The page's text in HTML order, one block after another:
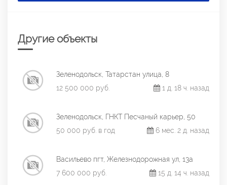
Другие объекты
Зеленодольск, Татарстан улица, 8
12 500 000 руб.
1 д. 18 ч. назад
Зеленодольск, ГНКТ Песчаный карьер, 50
50 000 руб. в год
6 мес. 2 д. назад
Васильево пгт, Железнодорожная ул, 13а
7 600 000 руб.
15 д. 14 ч. назад